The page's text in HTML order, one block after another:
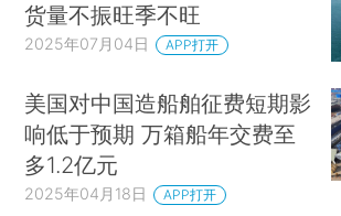
货量不振旺季不旺
2025年07月04日 APP打开
美国对中国造船舶征费短期影
响低于预期 万箱船年交费至
多1.2亿元
2025年04月18日 APP打开